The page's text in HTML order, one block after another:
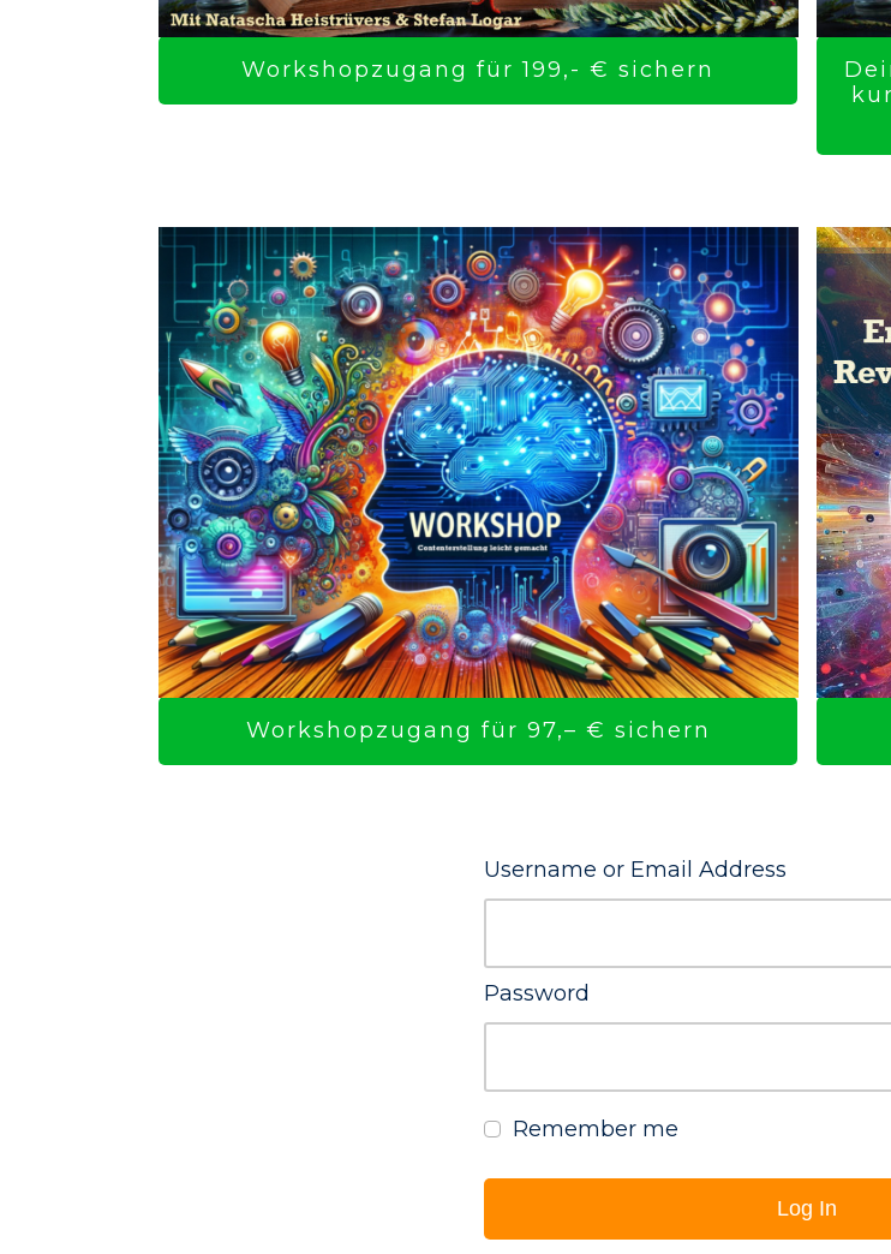
Workshopzugang für 199,- € sichern
Workshopzugang für 97,– € sichern
Username or Email Address
Password
Remember me
Log In